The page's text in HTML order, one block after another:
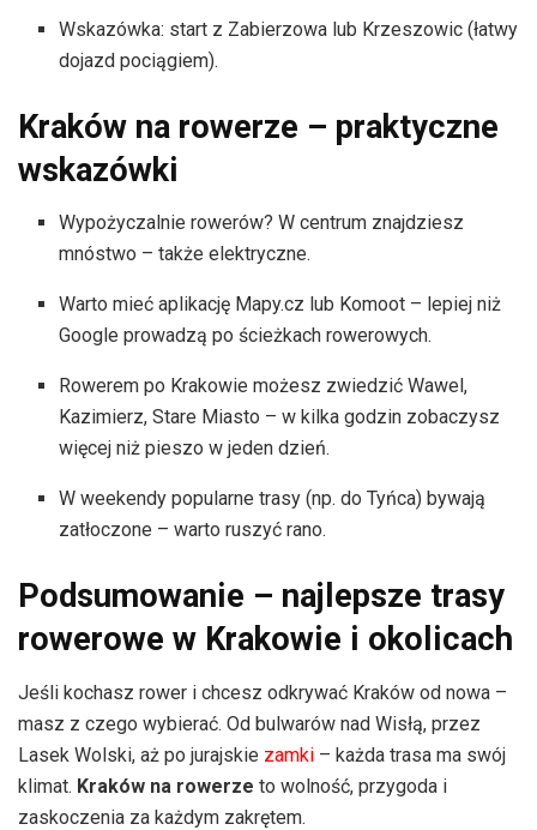
Wskazówka: start z Zabierzowa lub Krzeszowic (łatwy
dojazd pociągiem).
Kraków na rowerze – praktyczne
wskazówki
Wypożyczalnie rowerów? W centrum znajdziesz
mnóstwo – także elektryczne.
Warto mieć aplikację Mapy.cz lub Komoot – lepiej niż
Google prowadzą po ścieżkach rowerowych.
Rowerem po Krakowie możesz zwiedzić Wawel,
Kazimierz, Stare Miasto – w kilka godzin zobaczysz
więcej niż pieszo w jeden dzień.
W weekendy popularne trasy (np. do Tyńca) bywają
zatłoczone – warto ruszyć rano.
Podsumowanie – najlepsze trasy
rowerowe w Krakowie i okolicach
Jeśli kochasz rower i chcesz odkrywać Kraków od nowa –
masz z czego wybierać. Od bulwarów nad Wisłą, przez
Lasek Wolski, aż po jurajskie zamki – każda trasa ma swój
klimat. Kraków na rowerze to wolność, przygoda i
zaskoczenia za każdym zakrętem.